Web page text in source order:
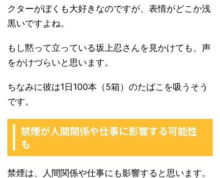
クターがぼくも大好きなのですが、表情がどこか浅
黒いですよね。
もし黙って立っている坂上忍さんを見かけても、声
をかけづらいと思います。
ちなみに彼は1日100本（5箱）のたばこを吸うそう
です。
禁煙が人間関係や仕事に影響する可能性
も
禁煙は、人間関係や仕事にも影響すると思います。